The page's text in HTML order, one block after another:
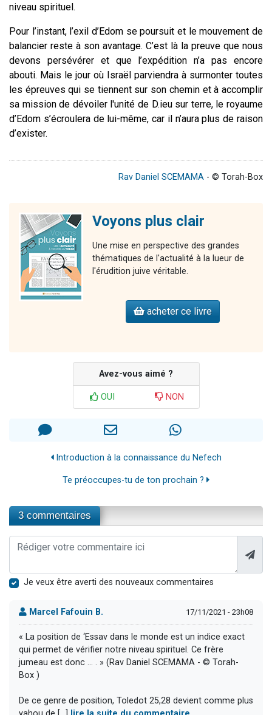
niveau spirituel.
Pour l’instant, l’exil d’Edom se poursuit et le mouvement de
balancier reste à son avantage. C’est là la preuve que nous
devons persévérer et que l’expédition n’a pas encore
abouti. Mais le jour où Israël parviendra à surmonter toutes
les épreuves qui se tiennent sur son chemin et à accomplir
sa mission de dévoiler l'unité de D.ieu sur terre, le royaume
d’Edom s’écroulera de lui-même, car il n’aura plus de raison
d’exister.
Rav Daniel SCEMAMA - © Torah-Box
Voyons plus clair
Une mise en perspective des grandes
thématiques de l'actualité à la lueur de
l'érudition juive véritable.
acheter ce livre
Avez-vous aimé ?
OUI NON
Introduction à la connaissance du Nefech
Te préoccupes-tu de ton prochain ?
3 commentaires
Je veux être averti des nouveaux commentaires
Marcel Fafouin B. 17/11/2021 - 23h08
« La position de ‘Essav dans le monde est un indice exact
qui permet de vérifier notre niveau spirituel. Ce frère
jumeau est donc … . » (Rav Daniel SCEMAMA - © Torah-
Box )
De ce genre de position, Toledot 25,28 devient comme plus